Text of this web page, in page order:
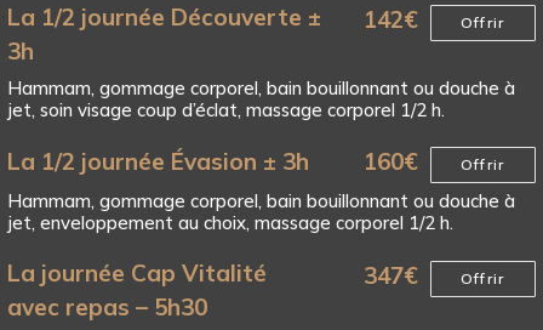
La 1/2 journée Découverte ±
3h
142€ Offrir
Hammam, gommage corporel, bain bouillonnant ou douche à
jet, soin visage coup d’éclat, massage corporel 1/2 h.
La 1/2 journée Évasion ± 3h 160€ Offrir
Hammam, gommage corporel, bain bouillonnant ou douche à
jet, enveloppement au choix, massage corporel 1/2 h.
La journée Cap Vitalité
avec repas – 5h30
347€ Offrir